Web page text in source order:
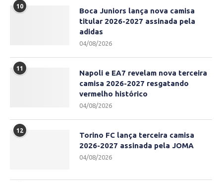
10
Boca Juniors lança nova camisa
titular 2026-2027 assinada pela
adidas
04/08/2026
11
Napoli e EA7 revelam nova terceira
camisa 2026-2027 resgatando
vermelho histórico
04/08/2026
12
Torino FC lança terceira camisa
2026-2027 assinada pela JOMA
04/08/2026